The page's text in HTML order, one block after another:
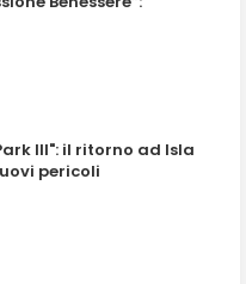
III": il ritorno ad Isla
pericoli